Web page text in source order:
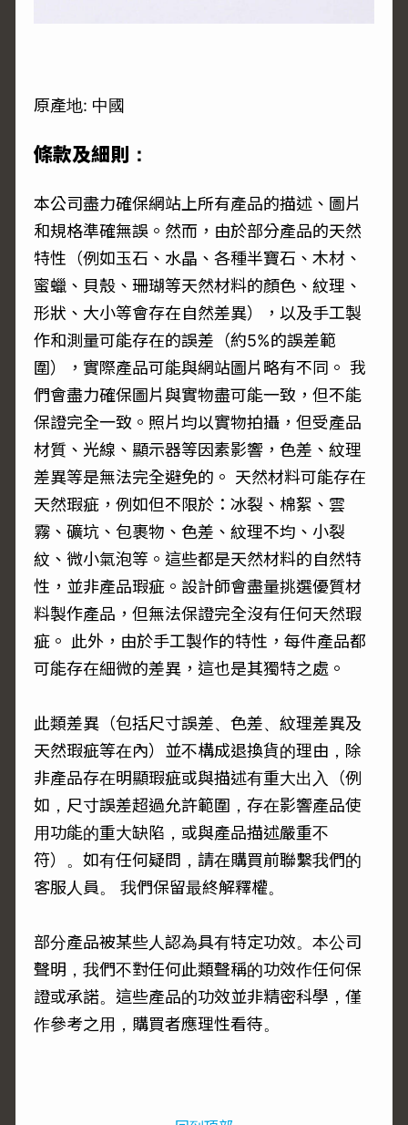
原產地: 中國
條款及細則：
本公司盡力確保網站上所有產品的描述、圖片
和規格準確無誤。然而，由於部分產品的天然
特性（例如玉石、水晶、各種半寶石、木材、
蜜蠟、貝殼、珊瑚等天然材料的顏色、紋理、
形狀、大小等會存在自然差異），以及手工製
作和測量可能存在的誤差（約5%的誤差範
圍），實際產品可能與網站圖片略有不同。 我
們會盡力確保圖片與實物盡可能一致，但不能
保證完全一致。照片均以實物拍攝，但受產品
材質、光線、顯示器等因素影響，色差、紋理
差異等是無法完全避免的。 天然材料可能存在
天然瑕疵，例如但不限於：冰裂、棉絮、雲
霧、礦坑、包裹物、色差、紋理不均、小裂
紋、微小氣泡等。這些都是天然材料的自然特
性，並非產品瑕疵。設計師會盡量挑選優質材
料製作產品，但無法保證完全沒有任何天然瑕
疵。 此外，由於手工製作的特性，每件產品都
可能存在細微的差異，這也是其獨特之處。
此類差異（包括尺寸誤差、色差、紋理差異及
天然瑕疵等在內）並不構成退換貨的理由，除
非產品存在明顯瑕疵或與描述有重大出入（例
如，尺寸誤差超過允許範圍，存在影響產品使
用功能的重大缺陷，或與產品描述嚴重不
符）。如有任何疑問，請在購買前聯繫我們的
客服人員。 我們保留最終解釋權。
部分產品被某些人認為具有特定功效。本公司
聲明，我們不對任何此類聲稱的功效作任何保
證或承諾。這些產品的功效並非精密科學，僅
作參考之用，購買者應理性看待。